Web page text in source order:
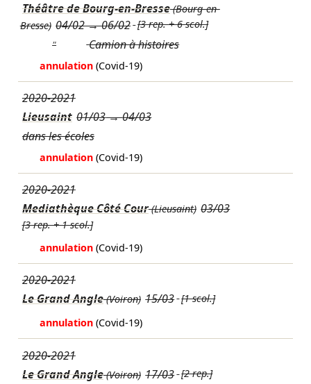
Théâtre de Bourg-en-Bresse(Bourg-en-
Bresse) 04/02→06/02 [3 rep. + 6 scol.]
"
Camion à histoires
annulation (Covid-19)
2020-2021
Lieusaint 01/03→04/03
dans les écoles
annulation (Covid-19)
2020-2021
Mediathèque Côté Cour(Lieusaint) 03/03
[3 rep. + 1 scol.]
annulation (Covid-19)
2020-2021
Le Grand Angle(Voiron) 15/03 [1 scol.]
annulation (Covid-19)
2020-2021
Le Grand Angle(Voiron) 17/03 [2 rep.]